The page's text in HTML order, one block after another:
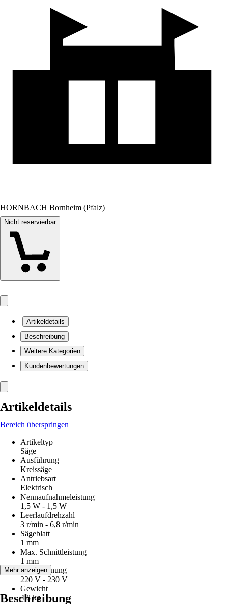
HORNBACH Bornheim (Pfalz)
Nicht reservierbar
Artikeldetails
Beschreibung
Weitere Kategorien
Kundenbewertungen
Artikeldetails
Bereich überspringen
Artikeltyp
Säge
Ausführung
Kreissäge
Antriebsart
Elektrisch
Nennaufnahmeleistung
1,5 W - 1,5 W
Leerlaufdrehzahl
3 r/min - 6,8 r/min
Sägeblatt
1 mm
Max. Schnittleistung
1 mm
Netzspannung
220 V - 230 V
Gewicht
4,8 kg
Mehr anzeigen
Beschreibung